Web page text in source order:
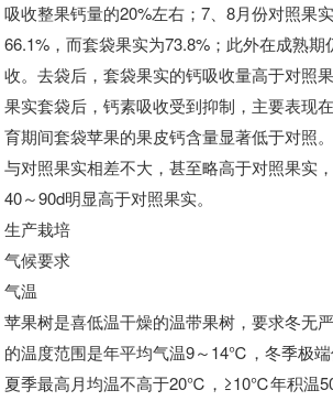
吸收整果钙量的20%左右；7、8月份对照果
66.1%，而套袋果实为73.8%；此外在成熟期
收。去袋后，套袋果实的钙吸收量高于对照果
果实套袋后，钙素吸收受到抑制，主要表现
育期间套袋苹果的果皮钙含量显著低于对照
与对照果实相差不大，甚至略高于对照果实
40～90d明显高于对照果实。
生产栽培
气候要求
气温
苹果树是喜低温干燥的温带果树，要求冬无
的温度范围是年平均气温9～14℃，冬季极
夏季最高月均温不高于20℃，≥10℃年积温